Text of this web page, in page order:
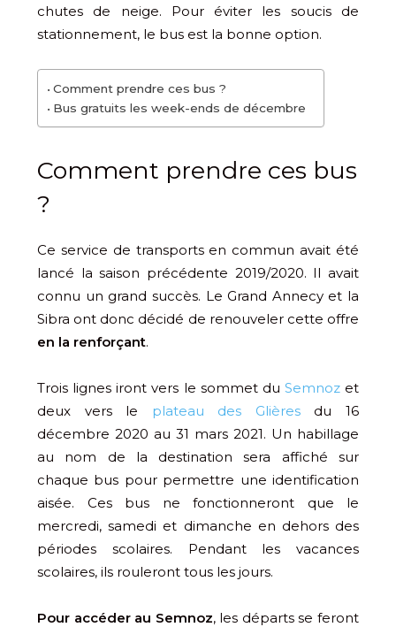
chutes de neige. Pour éviter les soucis de
stationnement, le bus est la bonne option.
Comment prendre ces bus ?
Bus gratuits les week-ends de décembre
Comment prendre ces bus
?
Ce service de transports en commun avait été
lancé la saison précédente 2019/2020. Il avait
connu un grand succès. Le Grand Annecy et la
Sibra ont donc décidé de renouveler cette offre
en la renforçant.
Trois lignes iront vers le sommet du Semnozet
deux vers le plateau des Glièresdu 16
décembre 2020 au 31 mars 2021. Un habillage
au nom de la destination sera affiché sur
chaque bus pour permettre une identification
aisée. Ces bus ne fonctionneront que le
mercredi, samedi et dimanche en dehors des
périodes scolaires. Pendant les vacances
scolaires, ils rouleront tous les jours.
Pour accéder au Semnoz, les départs se feront